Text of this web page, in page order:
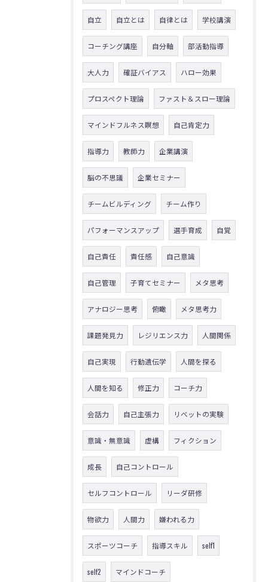
自立 自立とは 自律とは 学校講演
コーチング講座 自分軸 部活動指導
大人力 確証バイアス ハロー効果
プロスペクト理論 ファスト＆スロー理論
マインドフルネス瞑想 自己肯定力
指導力 教師力 企業講演
脳の不思議 企業セミナー
チームビルディング チーム作り
パフォーマンスアップ 選手育成 自覚
自己責任 責任感 自己意識
自己管理 子育てセミナー メタ思考
アナロジー思考 俯瞰 メタ思考力
課題発見力 レジリエンス力 人間関係
自己実現 行動遺伝学 人間を探る
人間を知る 修正力 コーチ力
会話力 自己主張力 リベットの実験
意識・無意識 虚構 フィクション
成長 自己コントロール
セルフコントロール リーダ研修
物欲力 人間力 嫌われる力
スポーツコーチ 指導スキル self1
self2 マインドコーチ